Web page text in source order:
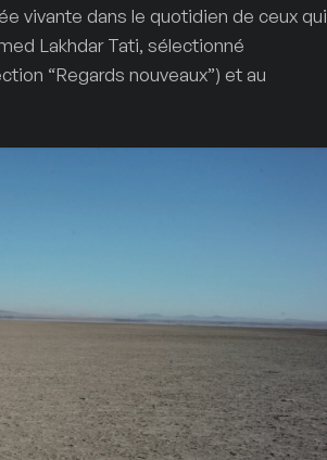
vivante dans le quotidien de ceux qui
Lakhdar Tati, sélectionné
“Regards nouveaux”) et au